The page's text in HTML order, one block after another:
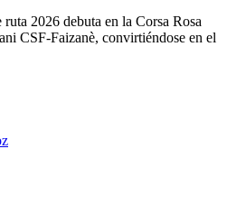
2026 debuta en la Corsa Rosa
CSF-Faizanè, convirtiéndose en el